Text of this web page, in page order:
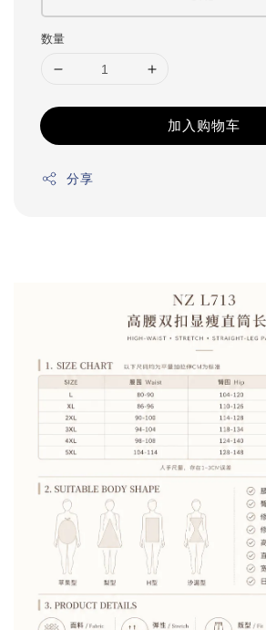
数量
加入购物车
分享